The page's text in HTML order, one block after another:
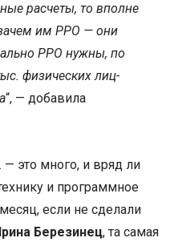
расчеты, то вполне
им РРО — они
РРО нужны, по
физических лиц-
“, — добавила
это много, и вряд ли
и программное
если не сделали
Березинец, та самая